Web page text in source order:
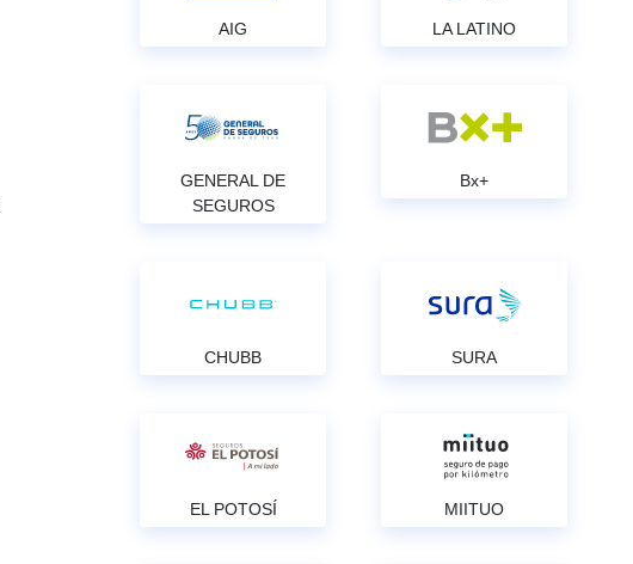
AIG LA LATINO
GENERAL DE
SEGUROS
Bx+
CHUBB SURA
EL POTOSÍ MIITUO